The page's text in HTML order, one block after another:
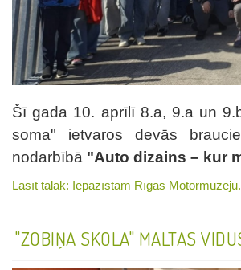
Šī gada 10. aprīlī 8.a, 9.a un
soma" ietvaros devās
nodarbībā "Auto dizains – kur
Lasīt tālāk: Iepazīstam Rīgas
"ZOBIŅA SKOLA" MALTAS